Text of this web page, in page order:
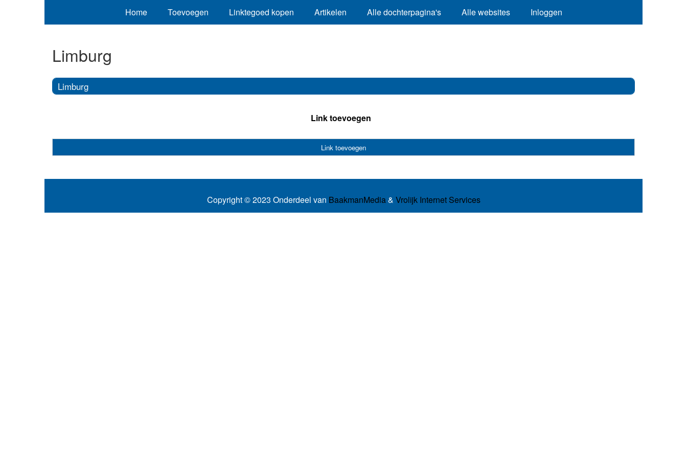
Home Toevoegen Linktegoed kopen Artikelen Alle dochterpagina's Alle websites Inloggen
Limburg
Limburg
Link toevoegen
Link toevoegen
Copyright © 2023 Onderdeel van BaakmanMedia& Vrolijk Internet Services